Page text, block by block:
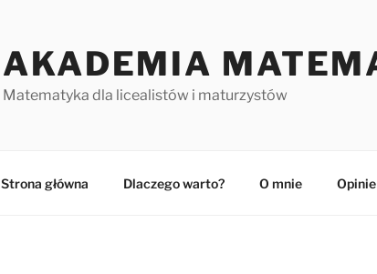
AKADEMIA
Matematyka dla licealistów i maturzystów
Strona główna Dlaczego warto? O mnie Opinie